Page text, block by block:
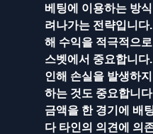
베팅에 이용하는 방
려나가는 전략입니
해 수익을 적극적으
스벳에서 중요합니
인해 손실을 발생하
하는 것도 중요합니
금액을 한 경기에 배
다 타인의 의견에 의